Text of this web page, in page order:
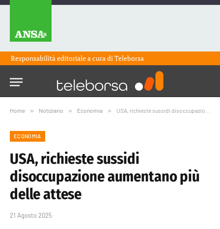
Responsabilità editoriale a cura diTeleborsa
Home » Notiziario » Economia » USA, richieste sussidi disoccupazione aumentano più delle attese
ECONOMIA
USA, richieste sussidi
disoccupazione aumentano più
delle attese
21 Agosto 2025